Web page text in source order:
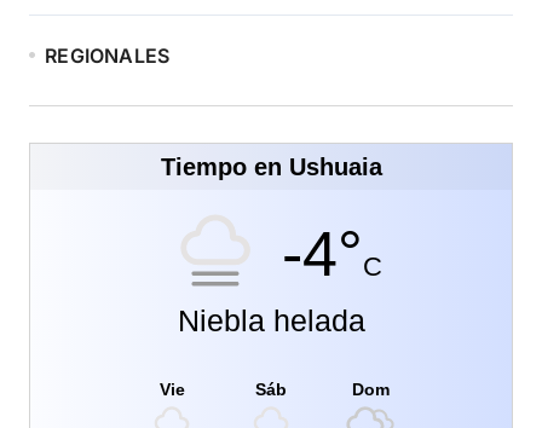
REGIONALES
Tiempo en Ushuaia
-4°C
Niebla helada
Vie Sáb Dom